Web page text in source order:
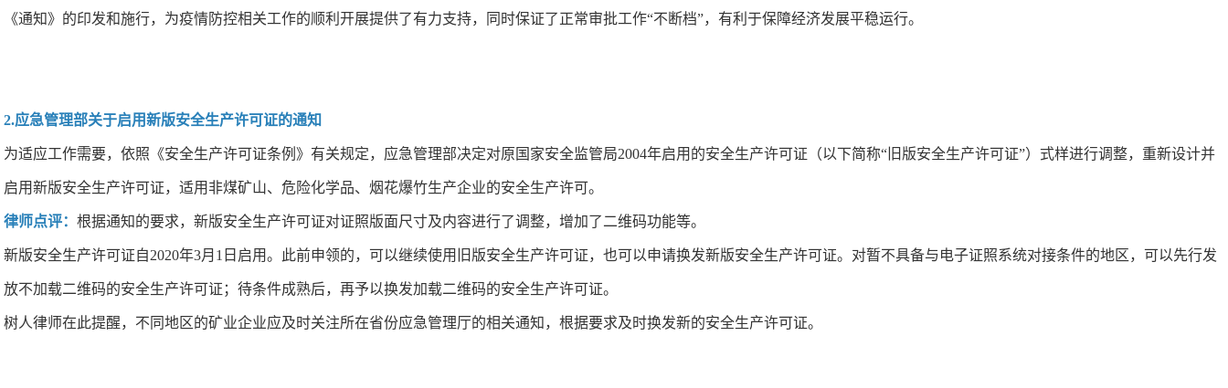
《通知》的印发和施行，为疫情防控相关工作的顺利开展提供了有力支持，同时保证了正常审批工作“不断档”，有利于保障经济发展平稳运行。
2.应急管理部关于启用新版安全生产许可证的通知
为适应工作需要，依照《安全生产许可证条例》有关规定，应急管理部决定对原国家安全监管局2004年启用的安全生产许可证（以下简称“旧版安全生产许可证”）式样进行调整，重新设计并
启用新版安全生产许可证，适用非煤矿山、危险化学品、烟花爆竹生产企业的安全生产许可。
律师点评： 根据通知的要求，新版安全生产许可证对证照版面尺寸及内容进行了调整，增加了二维码功能等。
新版安全生产许可证自2020年3月1日启用。此前申领的，可以继续使用旧版安全生产许可证，也可以申请换发新版安全生产许可证。对暂不具备与电子证照系统对接条件的地区，可以先行发
放不加载二维码的安全生产许可证；待条件成熟后，再予以换发加载二维码的安全生产许可证。
树人律师在此提醒，不同地区的矿业企业应及时关注所在省份应急管理厅的相关通知，根据要求及时换发新的安全生产许可证。